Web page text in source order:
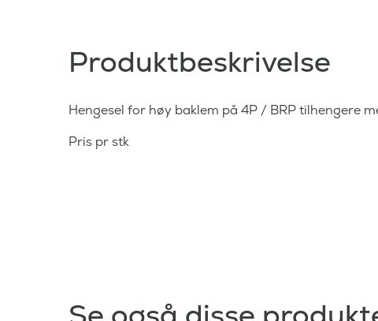
Produktbeskrivelse
Hengesel for høy baklem på 4P / BRP tilhengere
Pris pr stk